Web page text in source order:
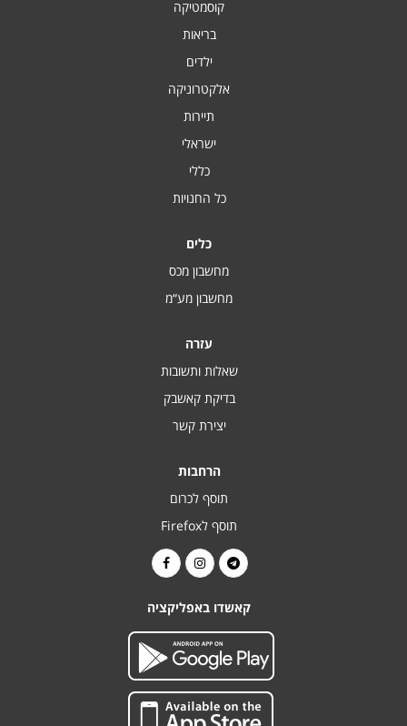
קוסמטיקה
בריאות
ילדים
אלקטרוניקה
תיירות
ישראלי
כללי
כל החנויות
כלים
מחשבון מכס
מחשבון מע“מ
עזרה
שאלות ותשובות
בדיקת קאשבק
יצירת קשר
הרחבות
תוסף לכרום
תוסף לFirefox
קאשדו באפליקציה